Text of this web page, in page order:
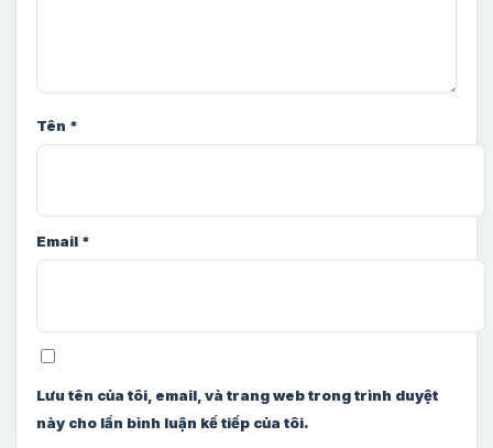
Tên *
Email *
Lưu tên của tôi, email, và trang web trong trình duyệt
này cho lần bình luận kế tiếp của tôi.